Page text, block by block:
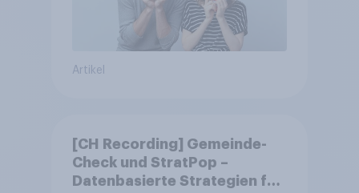
Artikel
[CH Recording] Gemeinde-
Check und StratPop –
Datenbasierte Strategien für